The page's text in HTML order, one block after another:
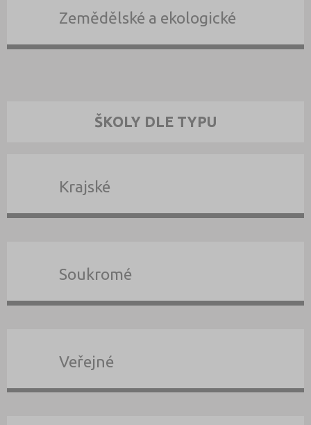
Zemědělské a ekologické
ŠKOLY DLE TYPU
Krajské
Soukromé
Veřejné